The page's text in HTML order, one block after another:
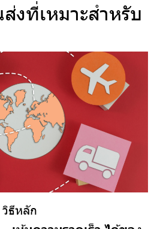
งที่เหมาะสำหรับ
วิธีหลัก